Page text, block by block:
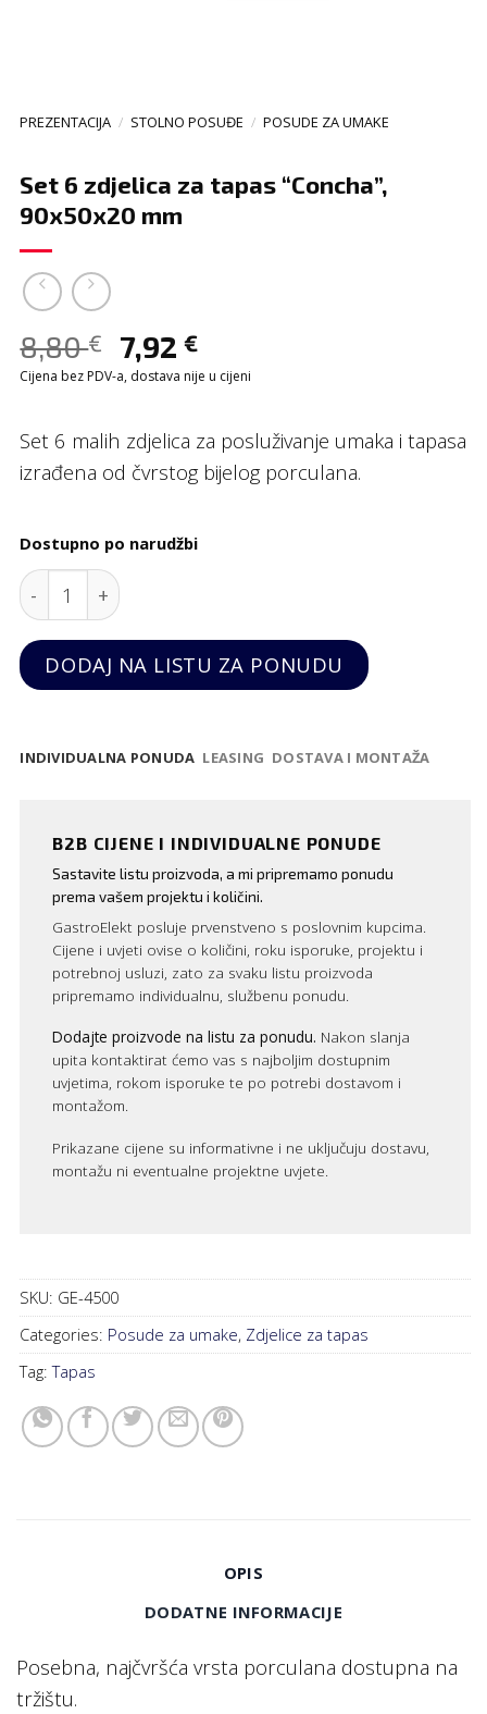
PREZENTACIJA / STOLNO POSUĐE / POSUDE ZA UMAKE
Set 6 zdjelica za tapas “Concha”,
90x50x20 mm
8,80€ 7,92 €
Cijena bez PDV-a, dostava nije u cijeni
Set 6 malih zdjelica za posluživanje umaka i tapasa
izrađena od čvrstog bijelog porculana.
Dostupno po narudžbi
Set 6 zdjelica za tapas "Concha", 90x50x20 mm
DODAJ NA LISTU ZA PONUDU
INDIVIDUALNA PONUDA LEASING DOSTAVA I MONTAŽA
B2B CIJENE I INDIVIDUALNE PONUDE
Sastavite listu proizvoda, a mi pripremamo ponudu
prema vašem projektu i količini.
GastroElekt posluje prvenstveno s poslovnim kupcima.
Cijene i uvjeti ovise o količini, roku isporuke, projektu i
potrebnoj usluzi, zato za svaku listu proizvoda
pripremamo individualnu, službenu ponudu.
Dodajte proizvode na listu za ponudu. Nakon slanja
upita kontaktirat ćemo vas s najboljim dostupnim
uvjetima, rokom isporuke te po potrebi dostavom i
montažom.
Prikazane cijene su informativne i ne uključuju dostavu,
montažu ni eventualne projektne uvjete.
SKU: GE-4500
Categories: Posude za umake, Zdjelice za tapas
Tag:Tapas
OPIS
DODATNE INFORMACIJE
Posebna, najčvršća vrsta porculana dostupna na
tržištu.